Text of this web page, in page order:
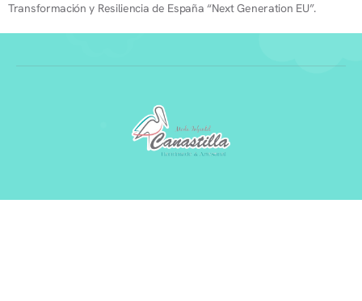
Transformación y Resiliencia de España “Next Generation EU”.